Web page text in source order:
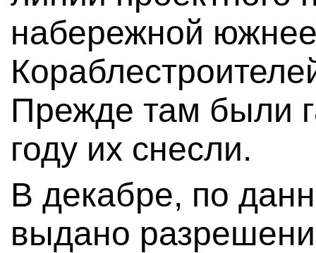
набережной
Прежде там были
году их снесли.
В декабре, по
выдано